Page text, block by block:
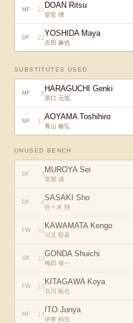
MF 21 DOAN Ritsu
堂安 律
DF 22YOSHIDA Maya
吉田 麻也
SUBSTITUTES USED
MF 8HARAGUCHI Genki
原口 元気
MF 17AOYAMA Toshihiro
青山 敏弘
UNUSED BENCH
DF 3MUROYA Sei
室屋 成
DF 4SASAKI Sho
佐々木 翔
FW 11 KAWAMATA Kengo
川又 堅碁
GK 12GONDA Shuichi
権田 修一
FW 13KITAGAWA Koya
北川 航也
MF 14 ITO Junya
伊東 純也